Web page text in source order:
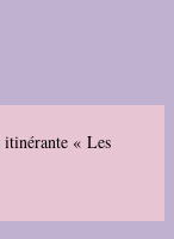
itinérante « Les